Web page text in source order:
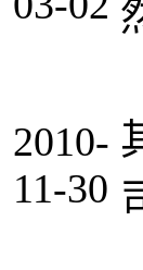
2010-
11-30